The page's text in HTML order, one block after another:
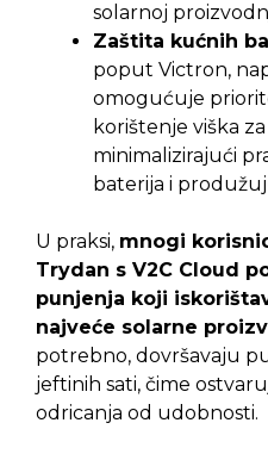
solarnoj
Zaštita kućnih
poput Victron,
omogućuje
korištenje viška
minimalizirajući
baterija i
U praksi, mnogi
Trydan s V2C Cloud
punjenja koji
najveće solarne
potrebno, dovršavaju
jeftinih sati, čime
odricanja od udobnosti.